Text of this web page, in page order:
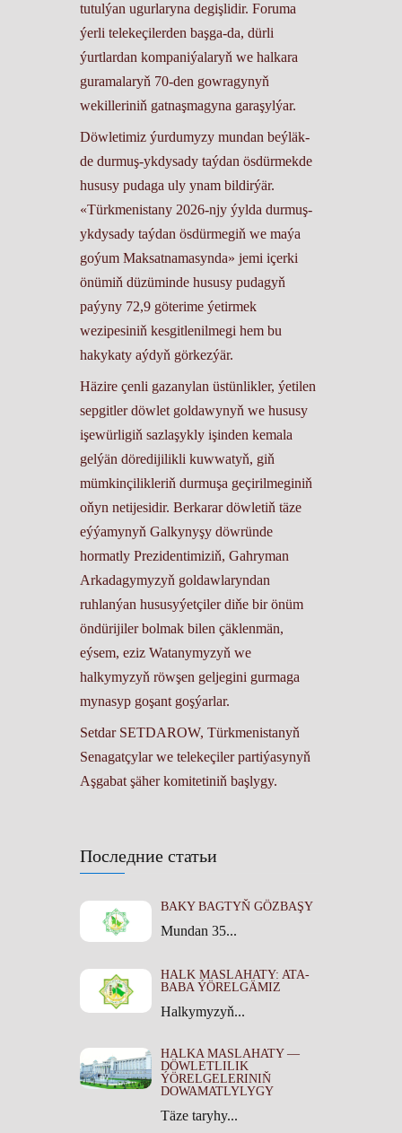
Последние статьи
BAKY BAGTYŇ GÖZBAŞY
Mundan 35...
HALK MASLAHATY: ATA-
BABA ÝÖRELGÄMIZ
Halkymyzyň...
HALKA MASLAHATY —
DÖWLETLILIK
ÝÖRELGELERINIŇ
DOWAMATLYLYGY
Täze taryhy...
tutulýan ugurlaryna degişlidir. Foruma
ýerli telekeçilerden başga-da, dürli
ýurtlardan kompaniýalaryň we halkara
guramalaryň 70-den gowragynyň
wekilleriniň gatnaşmagyna garaşylýar.
Döwletimiz ýurdumyzy mundan beýläk-
de durmuş-ykdysady taýdan ösdürmekde
hususy pudaga uly ynam bildirýär.
«Türkmenistany 2026-njy ýylda durmuş-
ykdysady taýdan ösdürmegiň we maýa
goýum Maksatnamasynda» jemi içerki
önümiň düzüminde hususy pudagyň
paýyny 72,9 göterime ýetirmek
wezipesiniň kesgitlenilmegi hem bu
hakykaty aýdyň görkezýär.
Häzire çenli gazanylan üstünlikler, ýetilen
sepgitler döwlet goldawynyň we hususy
işewürligiň sazlaşykly işinden kemala
gelýän döredijilikli kuwwatyň, giň
mümkinçilikleriň durmuşa geçirilmeginiň
oňyn netijesidir. Berkarar döwletiň täze
eýýamynyň Galkynyşy döwründe
hormatly Prezidentimiziň, Gahryman
Arkadagymyzyň goldawlaryndan
ruhlanýan hususyýetçiler diňe bir önüm
öndürijiler bolmak bilen çäklenmän,
eýsem, eziz Watanymyzyň we
halkymyzyň röwşen geljegini gurmaga
mynasyp goşant goşýarlar.
Setdar SETDAROW, Türkmenistanyň
Senagatçylar we telekeçiler partiýasynyň
Aşgabat şäher komitetiniň başlygy.